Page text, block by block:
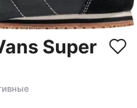
Super